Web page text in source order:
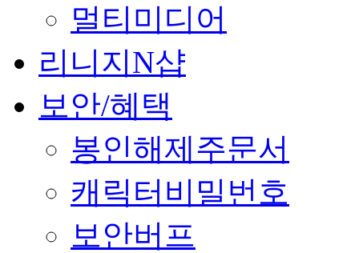
멀티미디어
리니지N샵
보안/혜택
봉인해제주문서
캐릭터비밀번호
보안버프